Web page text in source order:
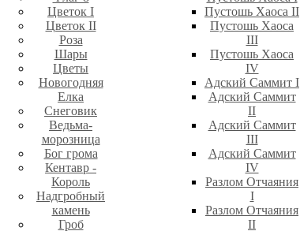
Цветок I
Цветок II
Роза
Шары
Цветы
Новогодняя
Елка
Снеговик
Ведьма-
морозница
Бог грома
Кентавр -
Король
Надгробный
камень
Гроб
Пустошь Хаоса II
Пустошь Хаоса
III
Пустошь Хаоса
IV
Адский Саммит I
Адский Саммит
II
Адский Саммит
III
Адский Саммит
IV
Разлом Отчаяния
I
Разлом Отчаяния
II